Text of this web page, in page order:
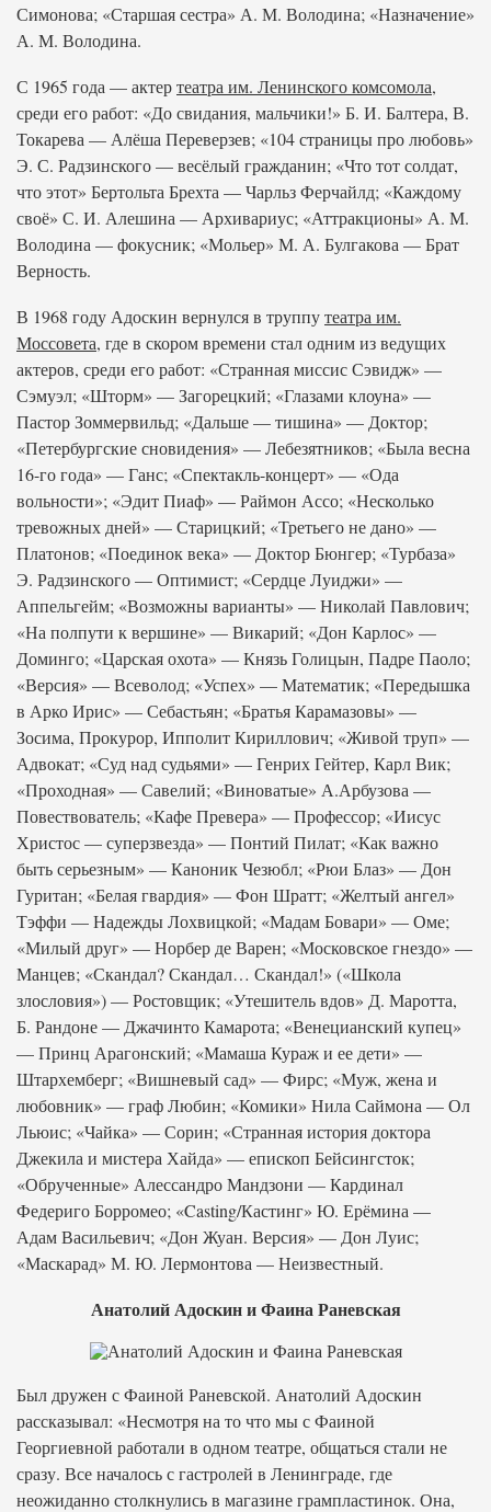
Симонова; «Старшая сестра» А. М. Володина; «Назначение»
А. М. Володина.
С 1965 года — актертеатра им. Ленинского комсомола,
среди его работ: «До свидания, мальчики!» Б. И. Балтера, В.
Токарева — Алёша Переверзев; «104 страницы про любовь»
Э. С. Радзинского — весёлый гражданин; «Что тот солдат,
что этот» Бертольта Брехта — Чарльз Ферчайлд; «Каждому
своё» С. И. Алешина — Архивариус; «Аттракционы» А. М.
Володина — фокусник; «Мольер» М. А. Булгакова — Брат
Верность.
В 1968 году Адоскин вернулся в труппутеатра им.
Моссовета, где в скором времени стал одним из ведущих
актеров, среди его работ: «Странная миссис Сэвидж» —
Сэмуэл; «Шторм» — Загорецкий; «Глазами клоуна» —
Пастор Зоммервильд; «Дальше — тишина» — Доктор;
«Петербургские сновидения» — Лебезятников; «Была весна
16-го года» — Ганс; «Спектакль-концерт» — «Ода
вольности»; «Эдит Пиаф» — Раймон Ассо; «Несколько
тревожных дней» — Старицкий; «Третьего не дано» —
Платонов; «Поединок века» — Доктор Бюнгер; «Турбаза»
Э. Радзинского — Оптимист; «Сердце Луиджи» —
Аппельгейм; «Возможны варианты» — Николай Павлович;
«На полпути к вершине» — Викарий; «Дон Карлос» —
Доминго; «Царская охота» — Князь Голицын, Падре Паоло;
«Версия» — Всеволод; «Успех» — Математик; «Передышка
в Арко Ирис» — Себастьян; «Братья Карамазовы» —
Зосима, Прокурор, Ипполит Кириллович; «Живой труп» —
Адвокат; «Суд над судьями» — Генрих Гейтер, Карл Вик;
«Проходная» — Савелий; «Виноватые» А.Арбузова —
Повествователь; «Кафе Превера» — Профессор; «Иисус
Христос — суперзвезда» — Понтий Пилат; «Как важно
быть серьезным» — Каноник Чезюбл; «Рюи Блаз» — Дон
Гуритан; «Белая гвардия» — Фон Шратт; «Желтый ангел»
Тэффи — Надежды Лохвицкой; «Мадам Бовари» — Оме;
«Милый друг» — Норбер де Варен; «Московское гнездо» —
Манцев; «Скандал? Скандал… Скандал!» («Школа
злословия») — Ростовщик; «Утешитель вдов» Д. Маротта,
Б. Рандоне — Джачинто Камарота; «Венецианский купец»
— Принц Арагонский; «Мамаша Кураж и ее дети» —
Штархемберг; «Вишневый сад» — Фирс; «Муж, жена и
любовник» — граф Любин; «Комики» Нила Саймона — Ол
Льюис; «Чайка» — Сорин; «Странная история доктора
Джекила и мистера Хайда» — епископ Бейсингсток;
«Обрученные» Алессандро Мандзони — Кардинал
Федериго Борромео; «Casting/Кастинг» Ю. Ерёмина —
Адам Васильевич; «Дон Жуан. Версия» — Дон Луис;
«Маскарад» М. Ю. Лермонтова — Неизвестный.
Анатолий Адоскин и Фаина Раневская
Был дружен с Фаиной Раневской. Анатолий Адоскин
рассказывал: «Несмотря на то что мы с Фаиной
Георгиевной работали в одном театре, общаться стали не
сразу. Все началось с гастролей в Ленинграде, где
неожиданно столкнулись в магазине грампластинок. Она,